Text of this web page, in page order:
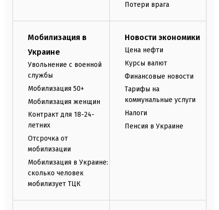
Потери врага
Мобилизация в
Украине
Увольнение с военной
службы
Мобилизация 50+
Мобилизация женщин
Контракт для 18-24-
летних
Отсрочка от
мобилизации
Мобилизация в Украине:
сколько человек
мобилизует ТЦК
Новости экономики
Цена нефти
Курсы валют
Финансовые новости
Тарифы на
коммунальные услуги
Налоги
Пенсия в Украине